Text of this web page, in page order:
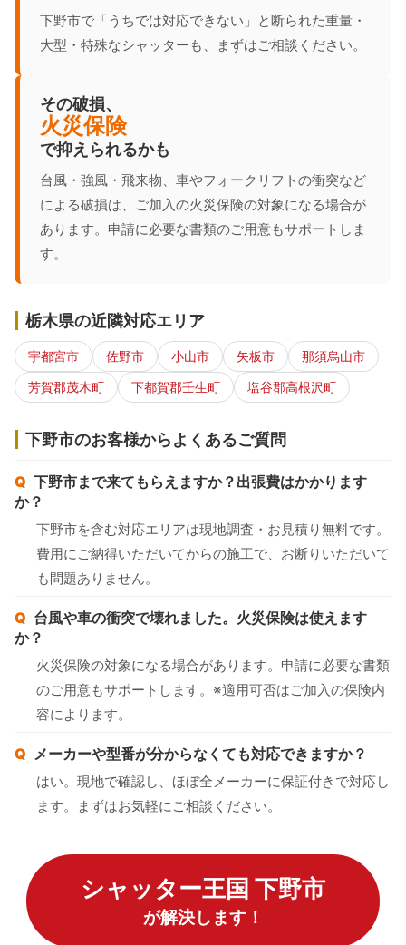
下野市で「うちでは対応できない」と断られた重量・
大型・特殊なシャッターも、まずはご相談ください。
その破損、
火災保険
で抑えられるかも
台風・強風・飛来物、車やフォークリフトの衝突など
による破損は、ご加入の火災保険の対象になる場合が
あります。申請に必要な書類のご用意もサポートしま
す。
栃木県の近隣対応エリア
宇都宮市 佐野市 小山市 矢板市
那須烏山市
芳賀郡茂木町
下都賀郡壬生町 塩谷郡高根沢町
下野市のお客様からよくあるご質問
下野市まで来てもらえますか？出張費はかかります
か？
下野市を含む対応エリアは現地調査・お見積り無料です。
費用にご納得いただいてからの施工で、お断りいただいて
も問題ありません。
台風や車の衝突で壊れました。火災保険は使えます
か？
火災保険の対象になる場合があります。申請に必要な書類
のご用意もサポートします。※適用可否はご加入の保険内
容によります。
メーカーや型番が分からなくても対応できますか？
はい。現地で確認し、ほぼ全メーカーに保証付きで対応し
ます。まずはお気軽にご相談ください。
シャッター王国 下野市
が解決します！